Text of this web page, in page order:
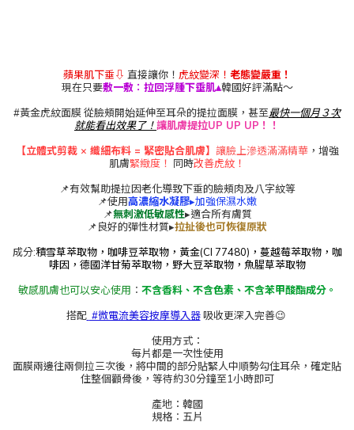
蘋果肌下垂⇩ 直接讓你！ 虎紋變深！ 老態變嚴重！
現在只要敷一敷︰拉回浮腫下垂肌▴韓國好評滿點～
#黃金虎紋面膜 從臉頰開始延伸至耳朵的提拉面膜，甚至最快一個月３次
就能看出效果了！讓肌膚提拉UP UP UP！！
【立體式剪裁 × 纖細布料 = 緊密貼合肌膚】 讓臉上滲透滿滿精華，增強
肌膚緊緻度！ 同時改善虎紋！
📌有效幫助提拉因老化導致下垂的臉頰肉及八字紋等
📌使用高濃縮水凝膠▸加強保濕水嫩
📌無刺激低敏感性▸適合所有膚質
📌良好的彈性材質▸拉扯後也可恢復原狀
成分:積雪草萃取物，咖啡豆萃取物，黃金(CI 77480)，蔓越莓萃取物，咖
啡因，德國洋甘菊萃取物，野大豆萃取物，魚腥草萃取物
敏感肌膚也可以安心使用 ︰ 不含香料、不含色素、不含苯甲酸酯成分。
搭配 #微電流美容按摩導入器吸收更深入完善😉
使用方式：
每片都是一次性使用
面膜兩邊往兩側拉三次後，將中間的部分貼緊人中順勢勾住耳朵，確定貼
住整個顴骨後，等待約30分鐘至1小時即可
產地：韓國
規格︰五片